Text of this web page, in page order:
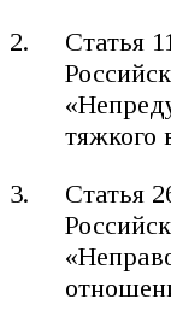
Статья
тяжкого
Статья